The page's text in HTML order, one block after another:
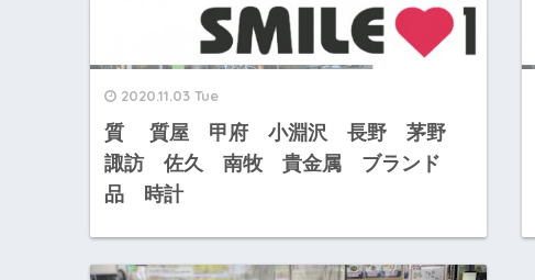
2020.11.03 Tue
質 質屋 甲府 小淵沢 長野 茅野
諏訪 佐久 南牧 貴金属 ブランド
品 時計